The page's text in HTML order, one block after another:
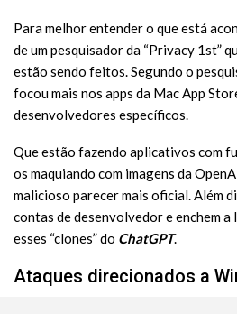
Para melhor entender o que está
de um pesquisador da “Privacy 1st”
estão sendo feitos. Segundo o
focou mais nos apps da Mac App
desenvolvedores específicos.
Que estão fazendo aplicativos com
os maquiando com imagens da
malicioso parecer mais oficial. Além
contas de desenvolvedor e enchem
esses “clones” do ChatGPT.
Ataques direcionados a